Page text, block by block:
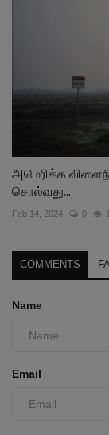
அமெரிக்க
சொல்வது...
Feb 14, 2024 0
COMMENTS
Name
Email